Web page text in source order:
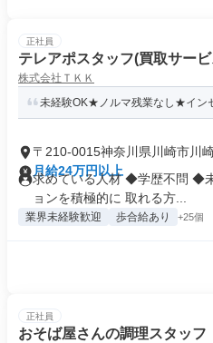
正社員
テレアポスタッフ(買取サー
株式会社ＴＫＫ
未経験OK★ノルマ残業なし★イン
〒210-0015神奈川県川崎市川
月給24万円以上
求めている人材 ◆学歴不問 ◆
ョンを積極的に 取れる方...
業界未経験歓迎 歩合給あり +25個
正社員
おそば屋さんの調理スタッフ